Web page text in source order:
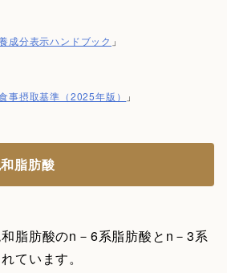
成分表示ハンドブック 」
事摂取基準（2025年版） 」
脂肪酸
脂肪酸のn－6系脂肪酸とn－3系
ています。